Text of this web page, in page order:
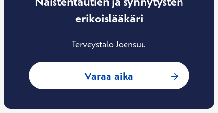
erikoislääkäri
Terveystalo Joensuu
Varaa aika : Sanna